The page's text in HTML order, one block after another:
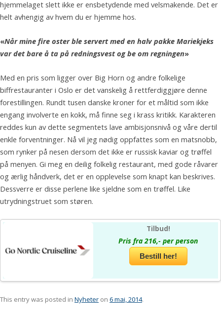
hjemmelaget slett ikke er ensbetydende med velsmakende. Det er
helt avhengig av hvem du er hjemme hos.
«Når mine fire oster ble servert med en halv pakke Mariekjeks
var det bare å ta på redningsvest og be om regningen»
Med en pris som ligger over Big Horn og andre folkelige
biffrestauranter i Oslo er det vanskelig å rettferdiggjøre denne
forestillingen. Rundt tusen danske kroner for et måltid som ikke
engang involverte en kokk, må finne seg i krass kritikk. Karakteren
reddes kun av dette segmentets lave ambisjonsnivå og våre dertil
enkle forventninger. Nå vil jeg nødig oppfattes som en matsnobb,
som rynker på nesen dersom det ikke er russisk kaviar og trøffel
på menyen. Gi meg en deilig folkelig restaurant, med gode råvarer
og ærlig håndverk, det er en opplevelse som knapt kan beskrives.
Dessverre er disse perlene like sjeldne som en trøffel. Like
utrydningstruet som støren.
Tilbud!
Pris fra 216,- per person
Bestill her!
This entry was posted in Nyheter on 6 mai, 2014.